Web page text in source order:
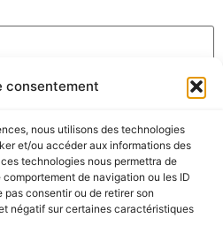
consentement
nous utilisons des technologies
et/ou accéder aux informations des
technologies nous permettra de
de navigation ou les ID
pas consentir ou de retirer son
négatif sur certaines caractéristiques
e-mail et mon site dans le
commentaire.